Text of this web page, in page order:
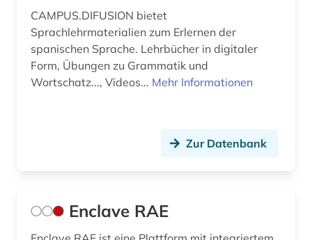
CAMPUS.DIFUSION bietet
Sprachlehrmaterialien zum Erlernen der
spanischen Sprache. Lehrbücher in digitaler
Form, Übungen zu Grammatik und
Wortschatz..., Videos... Mehr Informationen
Zur Datenbank
Enclave RAE